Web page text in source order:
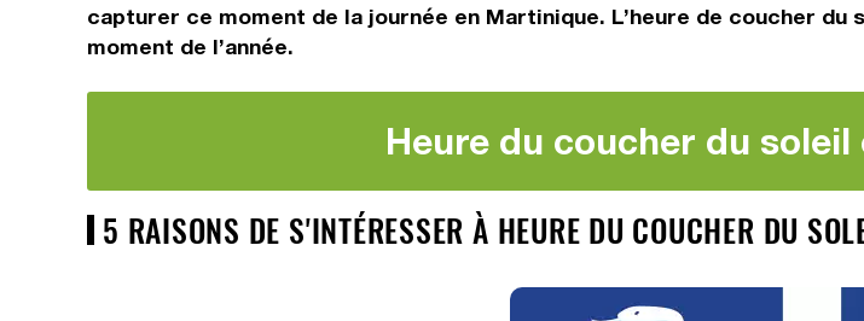
capturer ce moment de la journée en Martinique. L’heure de coucher
moment de l’année.
Heure du coucher du soleil
5 RAISONS DE S'INTÉRESSER À HEURE DU COUCHER DU